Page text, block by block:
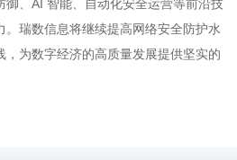
御、AI 智能、自动化安全运营等前沿技
瑞数信息将继续提高网络安全防护水
为数字经济的高质量发展提供坚实的